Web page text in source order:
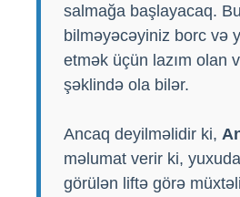
salmağa başlayacaq.
bilməyəcəyiniz borc və
etmək üçün lazım olan
şəklində ola bilər.
Ancaq deyilməlidir ki,
məlumat verir ki,
görülən liftə görə